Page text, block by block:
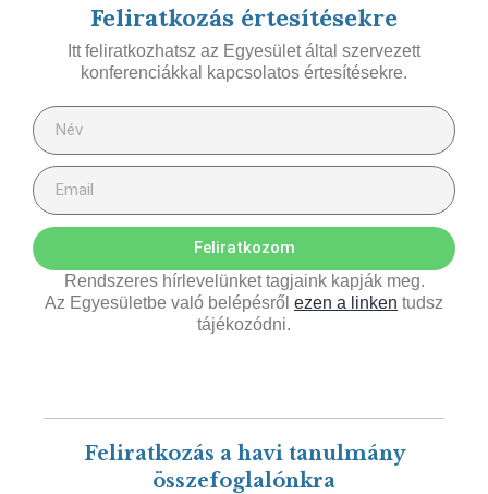
Feliratkozás értesítésekre
Itt feliratkozhatsz az Egyesület által szervezett
konferenciákkal kapcsolatos értesítésekre.
Feliratkozom
Rendszeres hírlevelünket tagjaink kapják meg.
Az Egyesületbe való belépésről ezen a linken tudsz
tájékozódni.
Feliratkozás a havi tanulmány
összefoglalónkra